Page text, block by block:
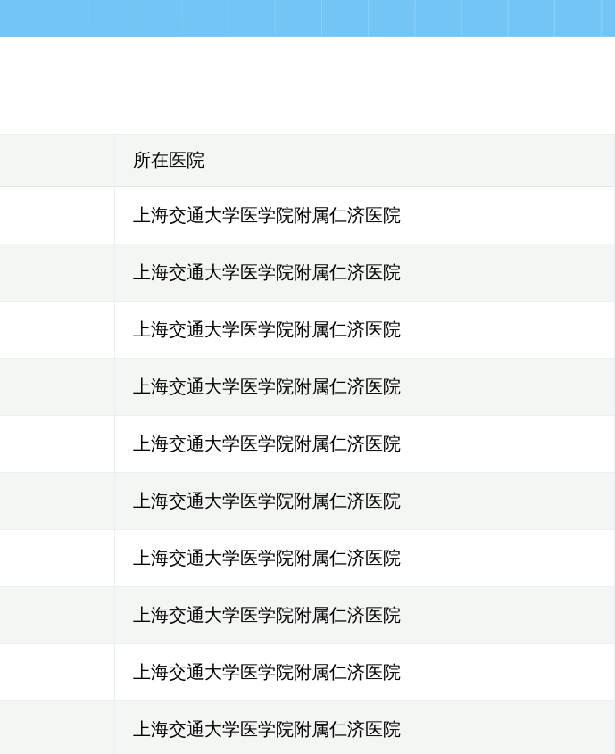
所在医院
上海交通大学医学院附属仁济医院
上海交通大学医学院附属仁济医院
上海交通大学医学院附属仁济医院
上海交通大学医学院附属仁济医院
上海交通大学医学院附属仁济医院
上海交通大学医学院附属仁济医院
上海交通大学医学院附属仁济医院
上海交通大学医学院附属仁济医院
上海交通大学医学院附属仁济医院
上海交通大学医学院附属仁济医院